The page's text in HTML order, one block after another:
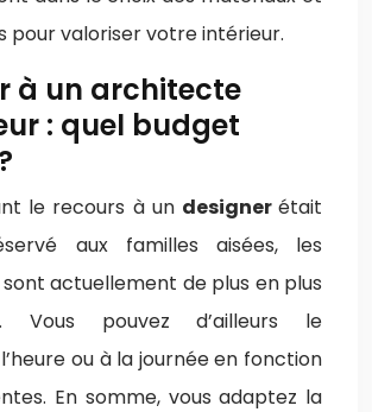
pour valoriser votre intérieur.
à un architecte
: quel budget
le recours à un designerétait
aux familles aisées, les
actuellement de plus en plus
Vous pouvez d’ailleurs le
ou à la journée en fonction
En somme, vous adaptez la